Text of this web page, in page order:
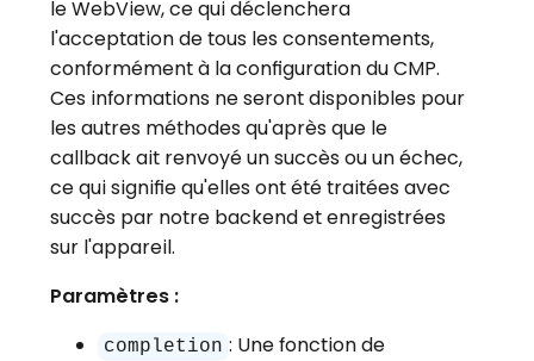
le WebView, ce qui déclenchera
l'acceptation de tous les consentements,
conformément à la configuration du CMP.
Ces informations ne seront disponibles pour
les autres méthodes qu'après que le
callback ait renvoyé un succès ou un échec,
ce qui signifie qu'elles ont été traitées avec
succès par notre backend et enregistrées
sur l'appareil.
Paramètres :
completion : Une fonction de